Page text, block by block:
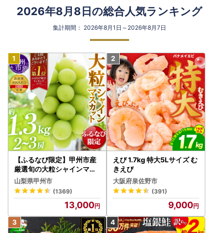
2026年8月8日の総合人気ランキング
集計期間： 2026年8月1日～2026年8月7日
【ふるなび限定】甲州市産
厳選旬の大粒シャインマス
カット 約1.3kg 2～3房【2
026年発送】（MG）B12-
472 FN-Limited-VO シャ
インマスカット フルーツ
山梨県甲州市
(1369)
13,000
えび 1.7kg 特大5Lサイズ む
きえび
大阪府泉佐野市
(391)
9,000